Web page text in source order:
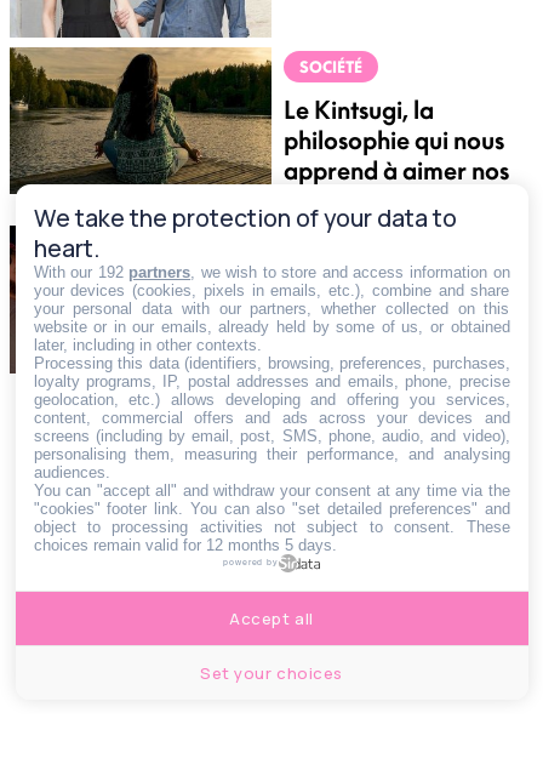
SOCIÉTÉ
Le Kintsugi, la
philosophie qui nous
apprend à aimer nos
Le top des jeux
d\'alcool à tester cet
été
We take the protection of your data to
heart.
With our 192 partners , we wish to store and access information on
your devices (cookies, pixels in emails, etc.), combine and share
your personal data with our partners, whether collected on this
website or in our emails, already held by some of us, or obtained
later, including in other contexts.
Processing this data (identifiers, browsing, preferences, purchases,
loyalty programs, IP, postal addresses and emails, phone, precise
geolocation, etc.) allows developing and offering you services,
content, commercial offers and ads across your devices and
screens (including by email, post, SMS, phone, audio, and video),
personalising them, measuring their performance, and analysing
audiences.
You can "accept all" and withdraw your consent at any time via the
"cookies" footer link . You can also "set detailed preferences" and
object to processing activities not subject to consent. These
choices remain valid for 12 months 5 days.
powered by
Set your choices
Accept all